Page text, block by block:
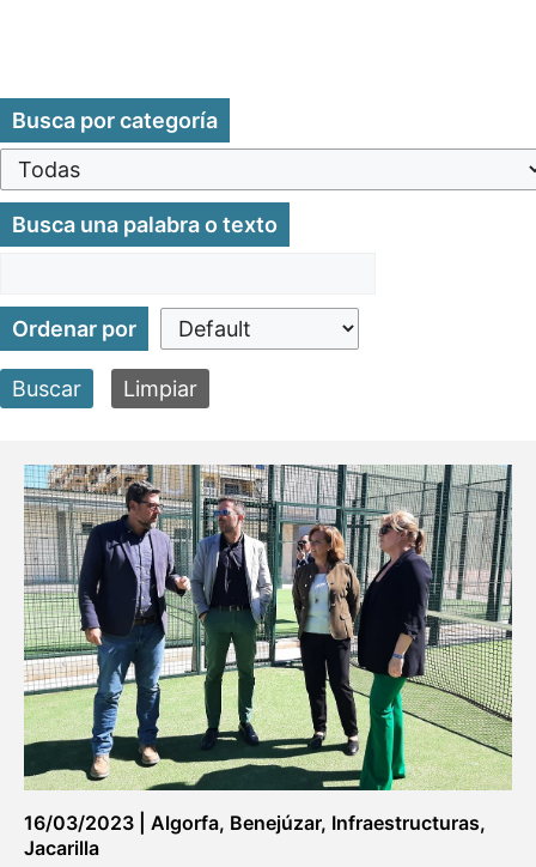
Busca por categoría
Busca una palabra o texto
Ordenar por
Buscar Limpiar
16/03/2023 Algorfa, Benejúzar, Infraestructuras,
Jacarilla